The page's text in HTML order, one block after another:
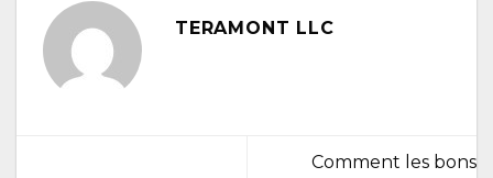
TERAMONT LLC
Comment les bons